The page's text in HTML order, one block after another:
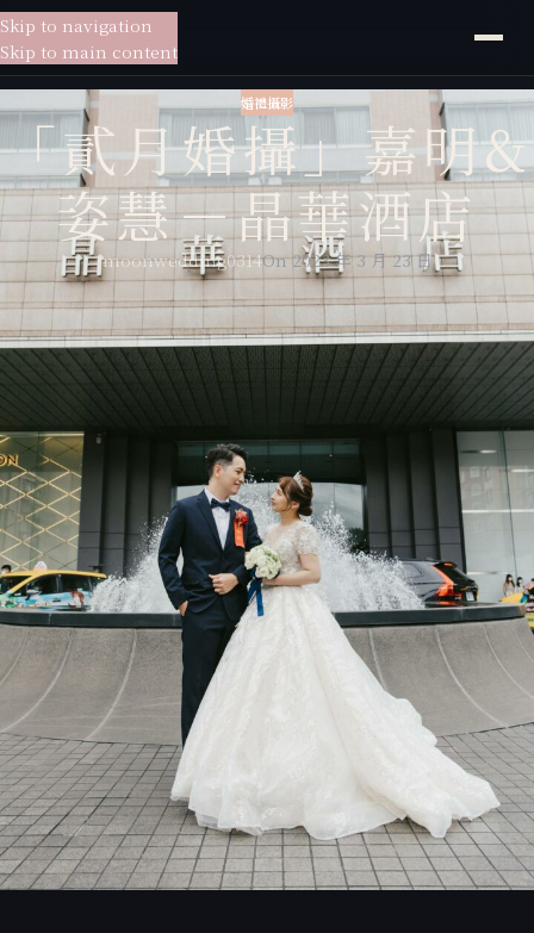
貳月婚紗
Skip to navigation
Skip to main content
婚禮攝影
「貳月婚攝」嘉明&
姿慧－晶華酒店
moonwedding0314On 2023 年 3 月 23 日
貳月婚紗給你一站式的服務，
從婚紗拍攝到宴客現場，為你量身訂製專屬於你的婚紗包套，
貳月婚紗擁有專業的新秘老師、婚禮攝影師，放心交給貳月婚紗讓你一站
貳月婚攝：婚攝安森
Make up：新秘Connie
婚宴場地：晶華酒店
團隊：貳月婚紗 Moon’s Wedding Dress